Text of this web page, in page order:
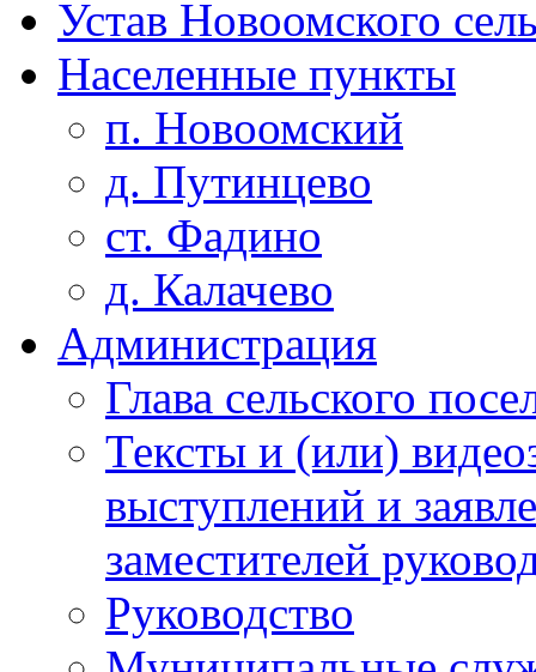
Устав Новоомского
Населенные пункты
п. Новоомский
д. Путинцево
ст. Фадино
д. Калачево
Администрация
Глава сельского
Тексты и (или)
выступлений и
заместителей
Руководство